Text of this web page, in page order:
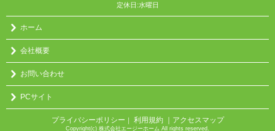
定休日:水曜日
ホーム
会社概要
お問い合わせ
PCサイト
プライバシーポリシー ｜ 利用規約 ｜アクセスマップ
Copyright(c) 株式会社エージーホーム All rights reserved.